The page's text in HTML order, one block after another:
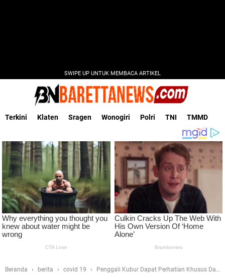
SWIPE UP UNTUK MEMBACA ARTIKEL
Terkini Klaten Sragen Wonogiri Polri TNI TMMD
Beranda berita covid 19
Penggali Kubur Dapat Perhatian Khusus Dari